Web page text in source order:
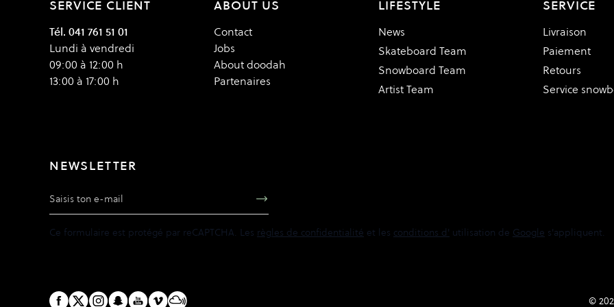
SERVICE CLIENT
Tél. 041 761 51 01
Lundi à vendredi
09:00 à 12:00 h
13:00 à 17:00 h
ABOUT US
Contact
Jobs
About doodah
Partenaires
LIFESTYLE
News
Skateboard Team
Snowboard Team
Artist Team
SERVICE
Livraison
Paiement
Retours
Service
NEWSLETTER
Adresse e-mail
Ce formulaire est protégé par reCAPTCHA. Les règles de confidentialité et les conditions d' utilisation de Google s'appliquent.
©